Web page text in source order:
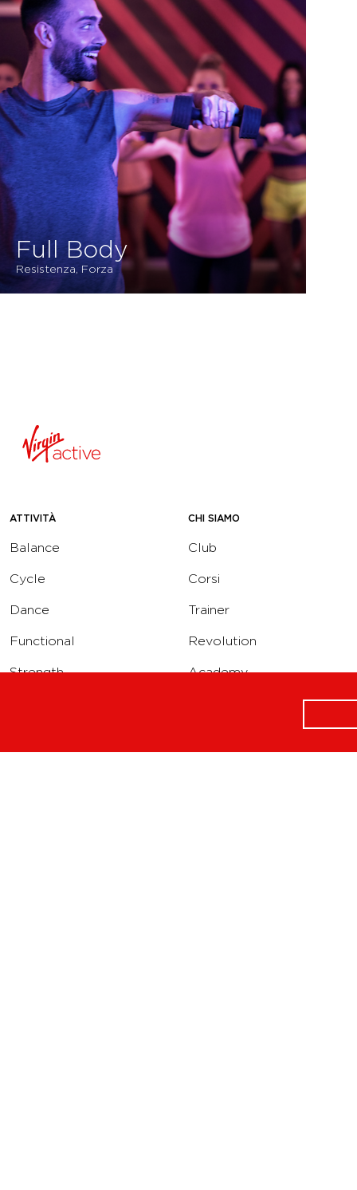
Full Body
Resistenza, Forza
ATTIVITÀ
Balance
Cycle
Dance
Functional
Strength
CHI SIAMO
Club
Corsi
Trainer
Revolution
Academy